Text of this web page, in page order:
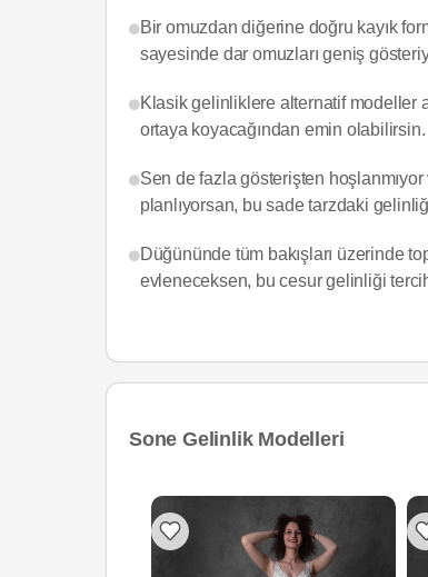
Bir omuzdan diğerine doğru kayık
sayesinde dar omuzları geniş
Klasik gelinliklere alternatif modeller
ortaya koyacağından emin olabilirsin.
Sen de fazla gösterişten
planlıyorsan, bu sade tarzdaki
Düğününde tüm bakışları üzerinde
evleneceksen, bu cesur gelinliği
Sone Gelinlik Modelleri